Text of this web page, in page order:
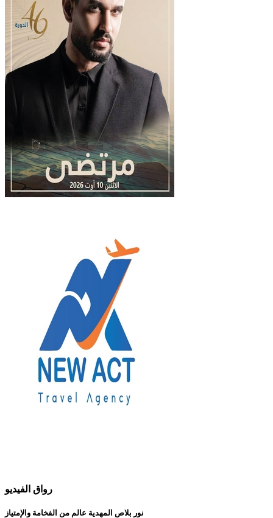
رواق الفيديو
نور بلاص المهدية عالم من الفخامة والإمتياز